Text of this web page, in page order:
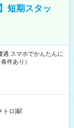
短期スタッ
スマホでかんたんに
件あり）
トロ)駅